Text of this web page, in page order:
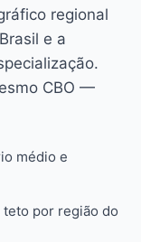
regional
e a
CBO —
médio e
teto por região do